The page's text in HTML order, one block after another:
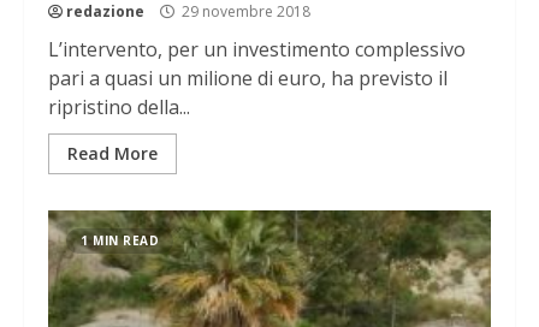
redazione 29 novembre 2018
L’intervento, per un investimento complessivo
pari a quasi un milione di euro, ha previsto il
ripristino della...
Read More
1 MIN READ